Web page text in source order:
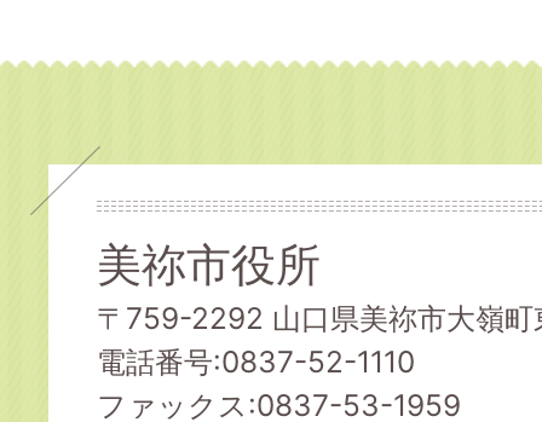
美祢市役所
〒759-2292 山口県美祢市大嶺
電話番号:0837-52-1110
ファックス:0837-53-1959